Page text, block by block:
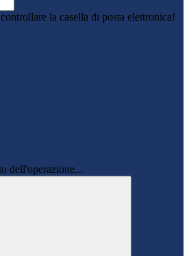
la casella di posta elettronica!
dell'operazione...